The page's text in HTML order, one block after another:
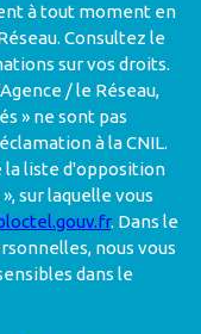
à tout moment en
Consultez le
sur vos droits.
/ le Réseau,
» ne sont pas
à la CNIL.
la liste d'opposition
sur laquelle vous
. Dans le
nous vous
dans le